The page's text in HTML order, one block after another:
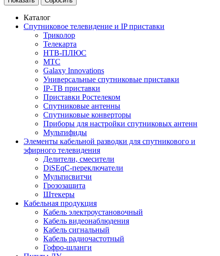
Каталог
Спутниковое телевидение и IP приставки
Триколор
Телекарта
НТВ-ПЛЮС
МТС
Galaxy Innovations
Универсальные спутниковые приставки
IP-ТВ приставки
Приставки Ростелеком
Спутниковые антенны
Спутниковые конверторы
Приборы для настройки спутниковых антенн
Мультифиды
Элементы кабельной разводки для спутникового и
эфирного телевидения
Делители, смесители
DiSEqC-переключатели
Мультисвитчи
Грозозащита
Штекеры
Кабельная продукция
Кабель электроустановочный
Кабель видеонаблюдения
Кабель сигнальный
Кабель радиочастотный
Гофро-шланги